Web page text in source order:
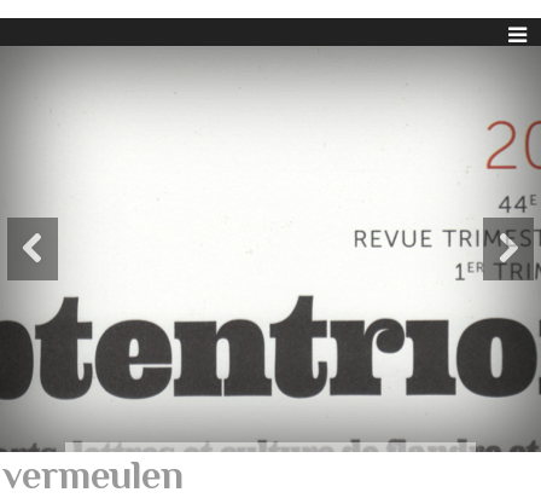
vermeulen